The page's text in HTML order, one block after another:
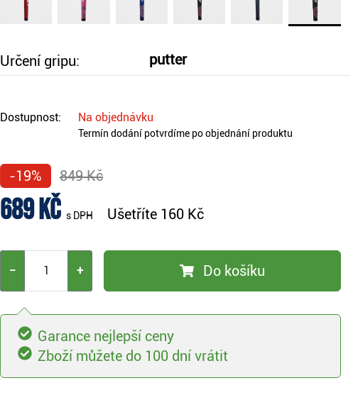
Určení gripu: putter
Dostupnost: Na objednávku
Termín dodání potvrdíme po objednání produktu
-19% 849 Kč
689 Kč s DPH Ušetříte 160 Kč
− + Do košíku
Garance nejlepší ceny
Zboží můžete do 100 dní vrátit